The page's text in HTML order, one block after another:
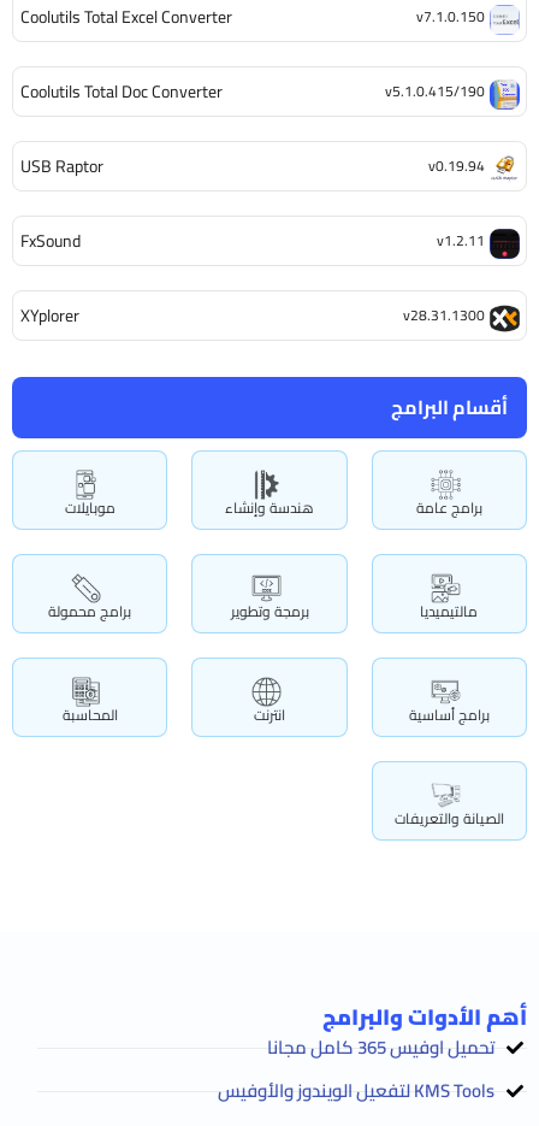
أقسام البرامج
برامج عامة هندسة وإنشاء موبايلات
مالتيميديا برمجة وتطوير برامج محمولة
برامج أساسية انترنت المحاسبة
الصيانة والتعريفات
Coolutils Total Excel Converter v7.1.0.150
Coolutils Total Doc Converter v5.1.0.415/190
USB Raptor v0.19.94
FxSound v1.2.11
XYplorer v28.31.1300
أهم الأدوات والبرامج
تحميل اوفيس 365 كامل مجانا
KMS Tools لتفعيل الويندوز والأوفيس